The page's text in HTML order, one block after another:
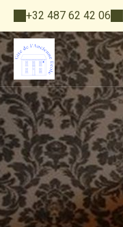
+32 487 62 42 06